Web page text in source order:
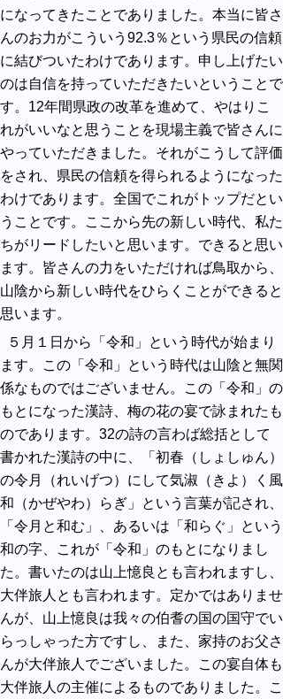
になってきたことでありました。本当に皆さ
んのお力がこういう92.3％という県民の信頼
に結びついたわけであります。申し上げたい
のは自信を持っていただきたいということで
す。12年間県政の改革を進めて、やはりこ
れがいいなと思うことを現場主義で皆さんに
やっていただきました。それがこうして評価
をされ、県民の信頼を得られるようになった
わけであります。全国でこれがトップだとい
うことです。ここから先の新しい時代、私た
ちがリードしたいと思います。できると思い
ます。皆さんの力をいただければ鳥取から、
山陰から新しい時代をひらくことができると
思います。
５月１日から「令和」という時代が始まり
ます。この「令和」という時代は山陰と無関
係なものではございません。この「令和」の
もとになった漢詩、梅の花の宴で詠まれたも
のであります。32の詩の言わば総括として
書かれた漢詩の中に、「初春（しょしゅん）
の令月（れいげつ）にして気淑（きよ）く風
和（かぜやわ）らぎ」という言葉が記され、
「令月と和む」、あるいは「和らぐ」という
和の字、これが「令和」のもとになりまし
た。書いたのは山上憶良とも言われますし、
大伴旅人とも言われます。定かではありませ
んが、山上憶良は我々の伯耆の国の国守でい
らっしゃった方ですし、また、家持のお父さ
んが大伴旅人でございました。この宴自体も
大伴旅人の主催によるものでありました。こ